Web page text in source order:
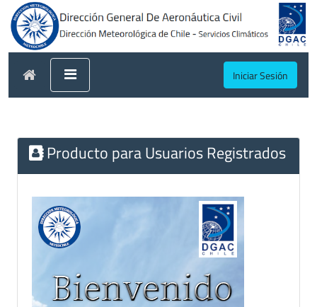
Iniciar Sesión
Producto para Usuarios Registrados